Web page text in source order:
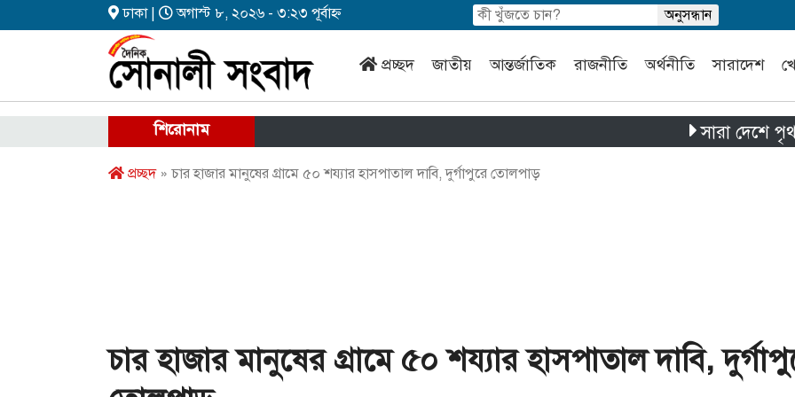
ঢাকা | অগাস্ট ৮, ২০২৬ - ৩:২৩ পূর্বাহ্ন
প্রচ্ছদ জাতীয় আন্তর্জাতিক রাজনীতি অর্থনীতি সারাদেশ
শিরোনাম সারা দেশে পৃথক চার
প্রচ্ছদ» চার হাজার মানুষের গ্রামে ৫০ শয্যার হাসপাতাল দাবি, দুর্গাপুরে তোলপাড়
চার হাজার মানুষের গ্রামে ৫০ শয্যার হাসপাতাল দাবি,